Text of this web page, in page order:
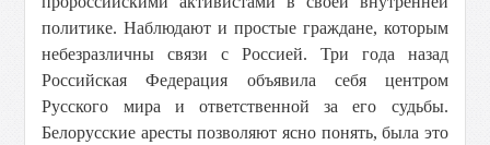
политике. Наблюдают и простые граждане, которым
небезразличны связи с Россией. Три года назад
Российская Федерация объявила себя центром
Русского мира и ответственной за его судьбы.
Белорусские аресты позволяют ясно понять, была это